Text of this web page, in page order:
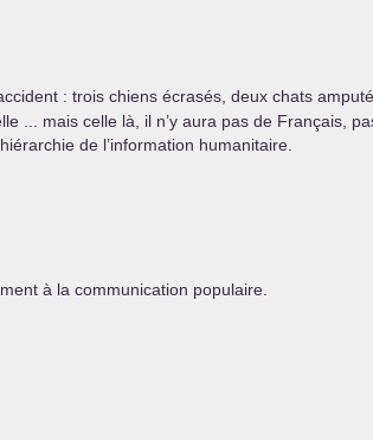
: trois chiens écrasés, deux chats
... mais celle là, il n’y aura pas de Français,
de l’information humanitaire.
à la communication populaire.